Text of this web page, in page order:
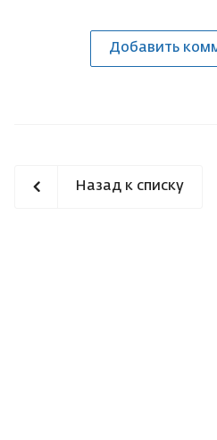
Добавить
Назад к списку